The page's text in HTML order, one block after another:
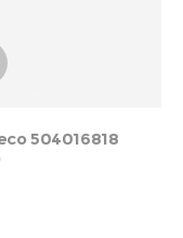
504016818